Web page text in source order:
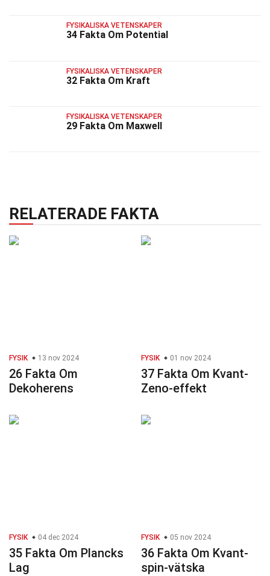
FYSIKALISKA VETENSKAPER
34 Fakta Om Potential
FYSIKALISKA VETENSKAPER
32 Fakta Om Kraft
FYSIKALISKA VETENSKAPER
29 Fakta Om Maxwell
RELATERADE FAKTA
FYSIK 13 nov 2024
26 Fakta Om
Dekoherens
FYSIK 01 nov 2024
37 Fakta Om Kvant-
Zeno-effekt
FYSIK 04 dec 2024
35 Fakta Om Plancks
Lag
FYSIK 05 nov 2024
36 Fakta Om Kvant-
spin-vätska